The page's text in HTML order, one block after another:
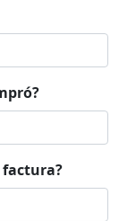
factura?